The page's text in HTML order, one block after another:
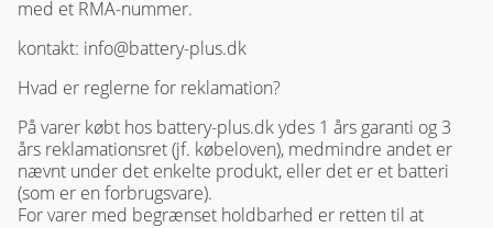
med et RMA-nummer.
kontakt: info@battery-plus.dk
Hvad er reglerne for reklamation?
På varer købt hos battery-plus.dk ydes 1 års garanti og 3
års reklamationsret (jf. købeloven), medmindre andet er
nævnt under det enkelte produkt, eller det er et batteri
(som er en forbrugsvare).
For varer med begrænset holdbarhed er retten til at